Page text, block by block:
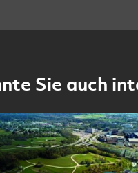
Sie auch